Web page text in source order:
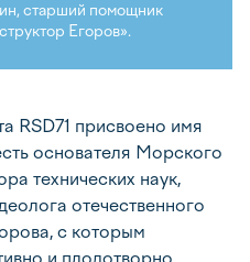
старший помощник
Егоров».
RSD71 присвоено имя
основателя Морского
технических наук,
отечественного
с которым